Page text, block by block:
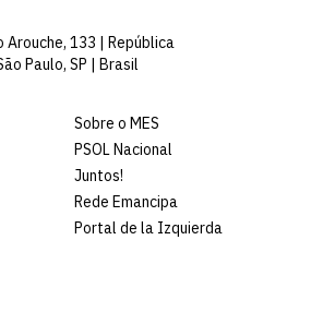
Arouche, 133 | República
Paulo, SP | Brasil
Sobre o MES
PSOL Nacional
Juntos!
Rede Emancipa
Portal de la Izquierda